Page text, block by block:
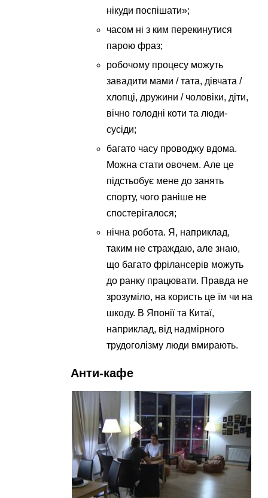
нікуди поспішати»;
часом ні з ким перекинутися
парою фраз;
робочому процесу можуть
завадити мами / тата, дівчата /
хлопці, дружини / чоловіки, діти,
вічно голодні коти та люди-
сусіди;
багато часу проводжу вдома.
Можна стати овочем. Але це
підстьобує мене до занять
спорту, чого раніше не
спостерігалося;
нічна робота. Я, наприклад,
таким не страждаю, але знаю,
що багато фрілансерів можуть
до ранку працювати. Правда не
зрозуміло, на користь це їм чи на
шкоду. В Японії та Китаї,
наприклад, від надмірного
трудоголізму люди вмирають.
Анти-кафе